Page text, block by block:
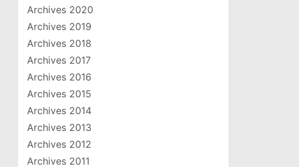
Archives 2020
Archives 2019
Archives 2018
Archives 2017
Archives 2016
Archives 2015
Archives 2014
Archives 2013
Archives 2012
Archives 2011